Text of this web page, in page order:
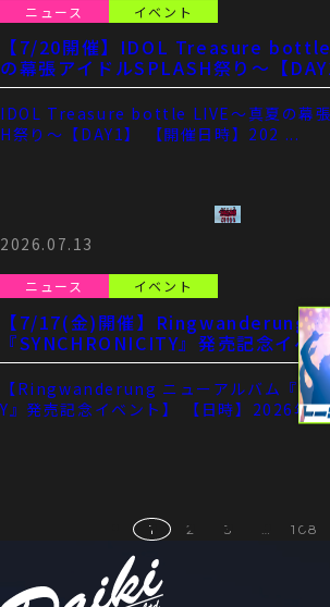
【7/20開催】IDOL Treasure
の幕張アイドルSPLASH祭り～【
ニュース イベント
IDOL Treasure bottle LIVE～真夏の幕張
H祭り～【DAY1】 【開催日時】202 ...
2026.07.13
【7/17(金)開催】Ringwanderung
『SYNCHRONICITY』発売記念イベ
サンシャインシティ
ニュース イベント
【Ringwanderung ニューアルバム『
Y』発売記念イベント】 【日時】2026年7
1 2 3 108